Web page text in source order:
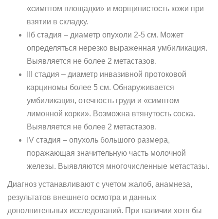
«симптом площадки» и морщинистость кожи при
взятии в складку.
IIб стадия – диаметр опухоли 2-5 см. Может
определяться нерезко выраженная умбиликация.
Выявляется не более 2 метастазов.
III стадия – диаметр инвазивной протоковой
карциномы более 5 см. Обнаруживается
умбиликация, отечность груди и «симптом
лимонной корки». Возможна втянутость соска.
Выявляется не более 2 метастазов.
IV стадия – опухоль большого размера,
поражающая значительную часть молочной
железы. Выявляются многочисленные метастазы.
Диагноз устанавливают с учетом жалоб, анамнеза,
результатов внешнего осмотра и данных
дополнительных исследований. При наличии хотя бы